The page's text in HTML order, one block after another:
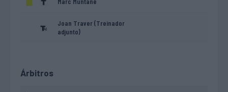
Joan Traver (Treinador
adjunto)
Árbitros